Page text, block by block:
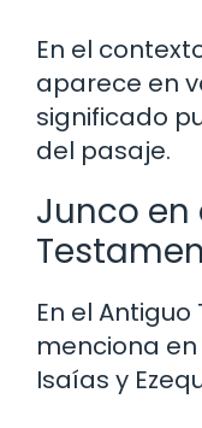
En el
aparece en
significado
del pasaje.
Junco en
En el
menciona
Isaías y